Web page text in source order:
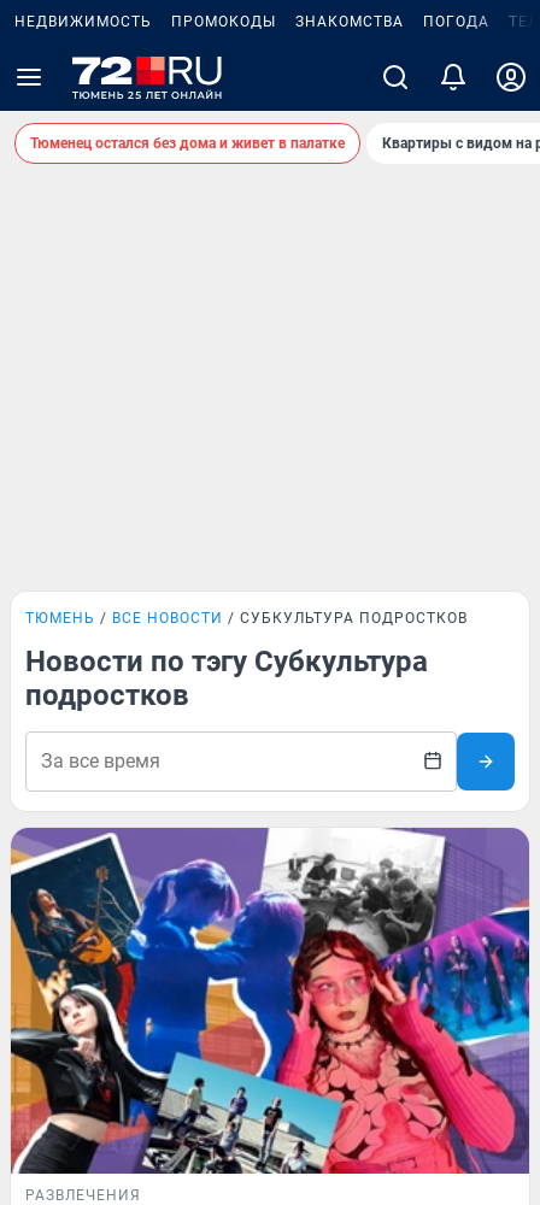
НЕДВИЖИМОСТЬ ПРОМОКОДЫ ЗНАКОМСТВА ПОГОДА
Тюменец остался без дома и живет в палатке Квартиры с видом на
ТЮМЕНЬ ВСЕ НОВОСТИ СУБКУЛЬТУРА ПОДРОСТКОВ
Новости по тэгу Субкультура
подростков
РАЗВЛЕЧЕНИЯ